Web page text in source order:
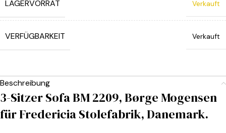
LAGERVORRAT Verkauft
VERFÜGBARKEIT Verkauft
Beschreibung
3-Sitzer Sofa BM 2209, Børge Mogensen
für Fredericia Stolefabrik, Danemark.